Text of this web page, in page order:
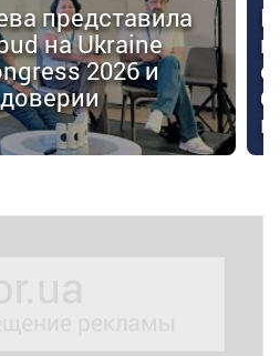
представила
на Ukraine
2026 и